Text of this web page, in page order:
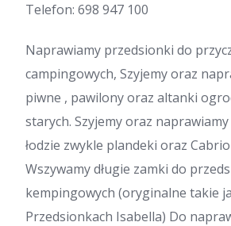
Telefon: 698 947 100
Naprawiamy przedsionki do
campingowych, Szyjemy oraz
piwne , pawilony oraz altanki
starych. Szyjemy oraz
łodzie zwykle plandeki oraz
Wszywamy długie zamki do
kempingowych (oryginalne takie
Przedsionkach Isabella) Do